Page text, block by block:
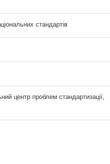
стандартів
центр проблем стандартизації,